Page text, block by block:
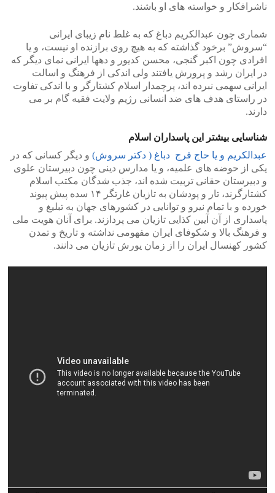
ناشرافکار و خواسته های او باشند.
شماری چون عبدالکریم دباغ که به غلط نام زیبای ایرانی
“سروش” برخود گذاشته که به هیچ روی برازنده او نیست، و یا
افرادی چون اکبر گنجی، محسن کدیور و دهها ایرانی نمای دیگر که
در ایران رشد و پرورش یافتند ولی اندکی از فرهنگ و اسالت
ایرانی سهمی نبرده اند، پرچمدار اسلام کشتارگر و با اندکی تفاوت
در راستای هدف های ضد انسانی رژیم ولایت فقیه گام بر می
دارند.
شناسایی بیشتر این پاسداران اسلام
عبدالکریم و یا حاج فرج دباغ ( دکتر سروش) و دیگر کسانی که در
یکی از حوضه های علمیه، و یا مدارس دینی چون دبیرستان علوی
و دبیرستان حقانی تربیت شده اند، جذب شدگان مکتب اسلام
کشتارگرند، تار و پودشان به تازیان غارتگر ۱۴ سده پیش پیوند
خورده و با تمام نیرو و توانایی در کشورهای جهان به تبلیغ و
پاسداری از آن آیین کذایی تازیان می پردازند. برای آنان هویت ملی
و فرهنگ بالا و شکوفای ایران مفهومی نداشته و تاریخ و تمدن
کشور کهنسال ایران را از زمان یورش تازیان می دانند.